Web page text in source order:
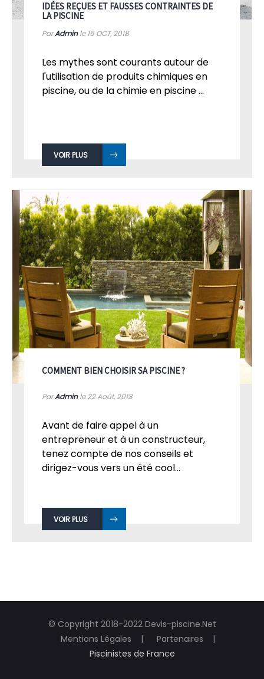
IDÉES REÇUES ET FAUSSES CONTRAINTES DE
LA PISCINE
ParAdminle 16 OCT, 2018
Les mythes sont courants autour de
l'utilisation de produits chimiques en
piscine, ou de la chimie en piscine ...
VOIR PLUS
COMMENT BIEN CHOISIR SA PISCINE ?
ParAdminle 22Août, 2018
Avant de faire appel à un
entrepreneur et à un constructeur,
tenez compte de nos conseils et
dirigez-vous vers un été cool...
VOIR PLUS
© Copyright 2018-2022 Devis-piscine.Net
Mentions Légales
Partenaires
Piscinistes de France